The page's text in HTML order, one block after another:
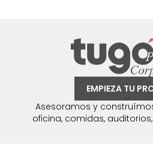
EMPIEZA TU
Asesoramos y
oficina, comidas,